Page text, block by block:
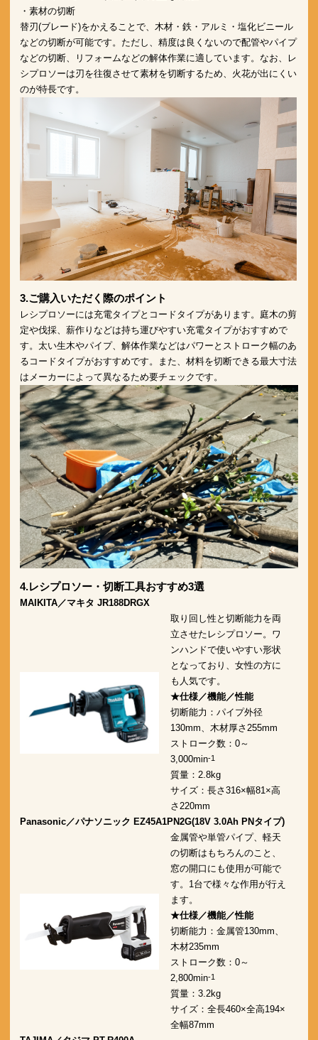
・素材の切断
替刃(ブレード)をかえることで、木材・鉄・アルミ・塩化ビニール
などの切断が可能です。ただし、精度は良くないので配管やパイプ
などの切断、リフォームなどの解体作業に適しています。なお、レ
シプロソーは刃を往復させて素材を切断するため、火花が出にくい
のが特長です。
3.ご購入いただく際のポイント
レシプロソーには充電タイプとコードタイプがあります。庭木の剪
定や伐採、薪作りなどは持ち運びやすい充電タイプがおすすめで
す。太い生木やパイプ、解体作業などはパワーとストローク幅のあ
るコードタイプがおすすめです。また、材料を切断できる最大寸法
はメーカーによって異なるため要チェックです。
4.レシプロソー・切断工具おすすめ3選
MAIKITA／マキタ JR188DRGX
取り回し性と切断能力を両
立させたレシプロソー。ワ
ンハンドで使いやすい形状
となっており、女性の方に
も人気です。
★仕様／機能／性能
切断能力：パイプ外径
130mm、木材厚さ255mm
ストローク数：0～
3,000min-1
質量：2.8kg
サイズ：長さ316×幅81×高
さ220mm
Panasonic／パナソニック EZ45A1PN2G(18V 3.0Ah PNタイプ)
金属管や単管パイプ、軽天
の切断はもちろんのこと、
窓の開口にも使用が可能で
す。1台で様々な作用が行え
ます。
★仕様／機能／性能
切断能力：金属管130mm、
木材235mm
ストローク数：0～
2,800min-1
質量：3.2kg
サイズ：全長460×全高194×
全幅87mm